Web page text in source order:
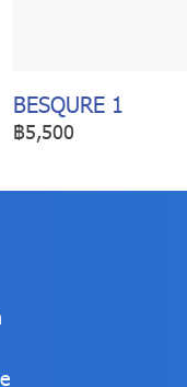
BESQURE 1
฿5,500